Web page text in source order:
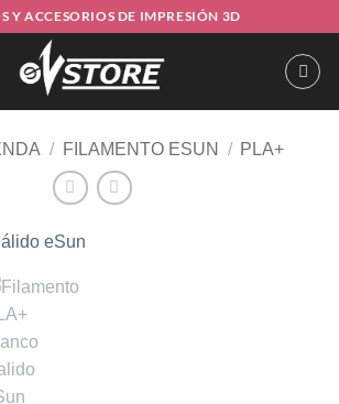
Y ACCESORIOS DE IMPRESIÓN 3D
/ FILAMENTO ESUN / PLA+